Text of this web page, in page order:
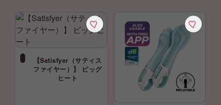
【Satisfyer（サティス
ファイヤー）】 ビッグ
ヒート